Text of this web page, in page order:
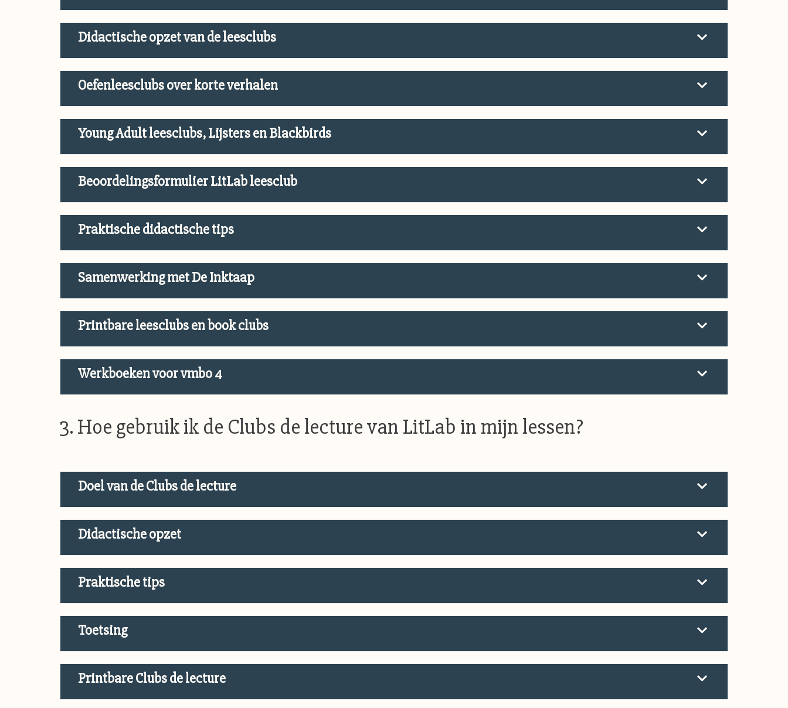
Didactische opzet van de leesclubs
Oefenleesclubs over korte verhalen
Young Adult leesclubs, Lijsters en Blackbirds
Beoordelingsformulier LitLab leesclub
Praktische didactische tips
Samenwerking met De Inktaap
Printbare leesclubs en book clubs
Werkboeken voor vmbo 4
3. Hoe gebruik ik de Clubs de lecture van LitLab in mijn lessen?
Doel van de Clubs de lecture
Didactische opzet
Praktische tips
Toetsing
Printbare Clubs de lecture